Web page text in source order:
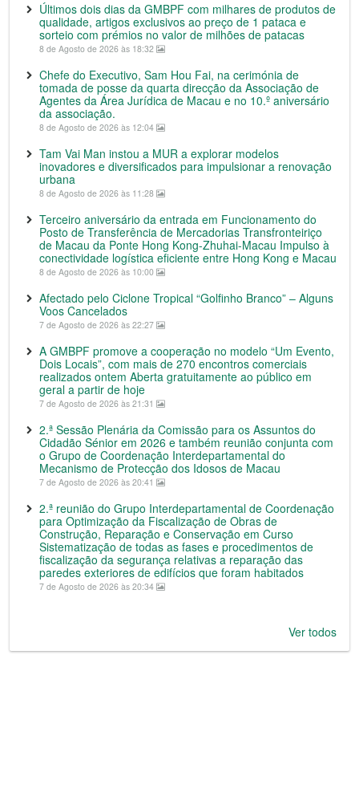
Últimos dois dias da GMBPF com milhares de produtos de
qualidade, artigos exclusivos ao preço de 1 pataca e
sorteio com prémios no valor de milhões de patacas
8 de Agosto de 2026 às 18:32
Chefe do Executivo, Sam Hou Fai, na cerimónia de
tomada de posse da quarta direcção da Associação de
Agentes da Área Jurídica de Macau e no 10.º aniversário
da associação.
8 de Agosto de 2026 às 12:04
Tam Vai Man instou a MUR a explorar modelos
inovadores e diversificados para impulsionar a renovação
urbana
8 de Agosto de 2026 às 11:28
Terceiro aniversário da entrada em Funcionamento do
Posto de Transferência de Mercadorias Transfronteiriço
de Macau da Ponte Hong Kong-Zhuhai-Macau Impulso à
conectividade logística eficiente entre Hong Kong e Macau
8 de Agosto de 2026 às 10:00
Afectado pelo Ciclone Tropical “Golfinho Branco” – Alguns
Voos Cancelados
7 de Agosto de 2026 às 22:27
A GMBPF promove a cooperação no modelo “Um Evento,
Dois Locais”, com mais de 270 encontros comerciais
realizados ontem Aberta gratuitamente ao público em
geral a partir de hoje
7 de Agosto de 2026 às 21:31
2.ª Sessão Plenária da Comissão para os Assuntos do
Cidadão Sénior em 2026 e também reunião conjunta com
o Grupo de Coordenação Interdepartamental do
Mecanismo de Protecção dos Idosos de Macau
7 de Agosto de 2026 às 20:41
2.ª reunião do Grupo Interdepartamental de Coordenação
para Optimização da Fiscalização de Obras de
Construção, Reparação e Conservação em Curso
Sistematização de todas as fases e procedimentos de
fiscalização da segurança relativas a reparação das
paredes exteriores de edifícios que foram habitados
7 de Agosto de 2026 às 20:34
Ver todos